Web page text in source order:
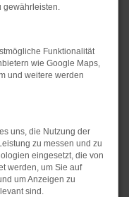
Stiglmayr
– Ihre erste
Fahrzeuge
renommiertes
die
und Leistung erfüllen.
Partner, wenn es
Sie mehr über
Flotte und
Adresse für VW
gewährleisten.
Funktionalität
wie Google Maps,
und weitere werden
uns, die Nutzung der
zu messen und zu
eingesetzt, die von
werden, um Sie auf
um Anzeigen zu
sind.